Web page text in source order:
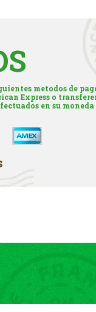
metodos de
Express o
en su moneda